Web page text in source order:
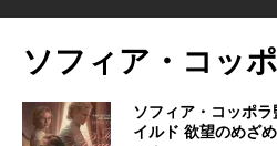
ソフィア・コッ
ソフィア・コッポ
イルド 欲望のめざ